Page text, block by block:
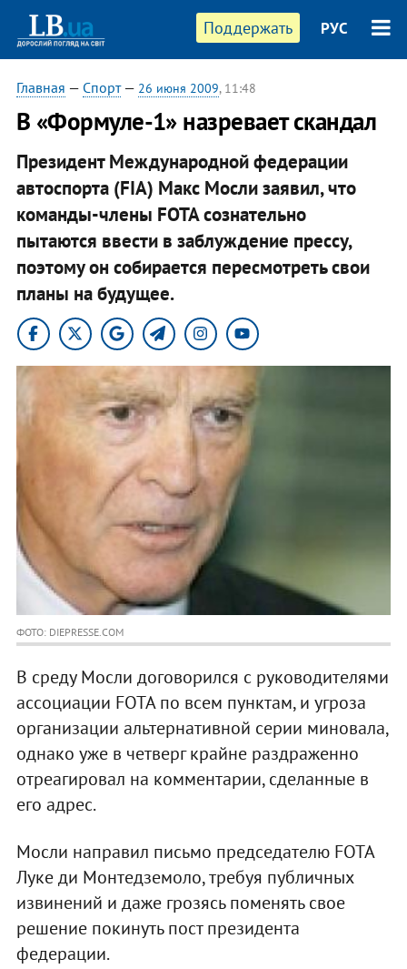
Поддержать РУС
Главная — Спорт— 26 июня 2009, 11:48
В «Формуле-1» назревает скандал
Президент Международной федерации
автоспорта (FIA) Макс Мосли заявил, что
команды-члены FOTA сознательно
пытаются ввести в заблуждение прессу,
поэтому он собирается пересмотреть свои
планы на будущее.
ФОТО: DIEPRESSE.COM
В среду Мосли договорился с руководителями
ассоциации FOTA по всем пунктам, и угроза
организации альтернативной серии миновала,
однако уже в четверг крайне раздраженно
отреагировал на комментарии, сделанные в
его адрес.
Мосли направил письмо председателю FOTA
Луке ди Монтедземоло, требуя публичных
извинений и даже грозясь поменять свое
решение покинуть пост президента
федерации.